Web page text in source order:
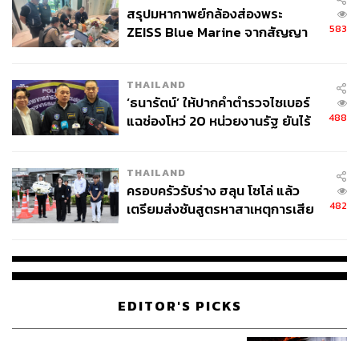
สรุปมหากาพย์กล้องส่องพระ
ZEISS Blue Marine จากสัญญา
จ่ายหนี้-แอบระบุแบรนด์
583
THAILAND
‘ธนารัตน์’ ให้ปากคำตำรวจไซเบอร์
แฉช่องโหว่ 20 หน่วยงานรัฐ ยันไร้
488
THAILAND
ครอบครัวรับร่าง ฮลุน โซโล่ แล้ว
เตรียมส่งชันสูตรหาสาเหตุการเสีย
482
EDITOR'S PICKS